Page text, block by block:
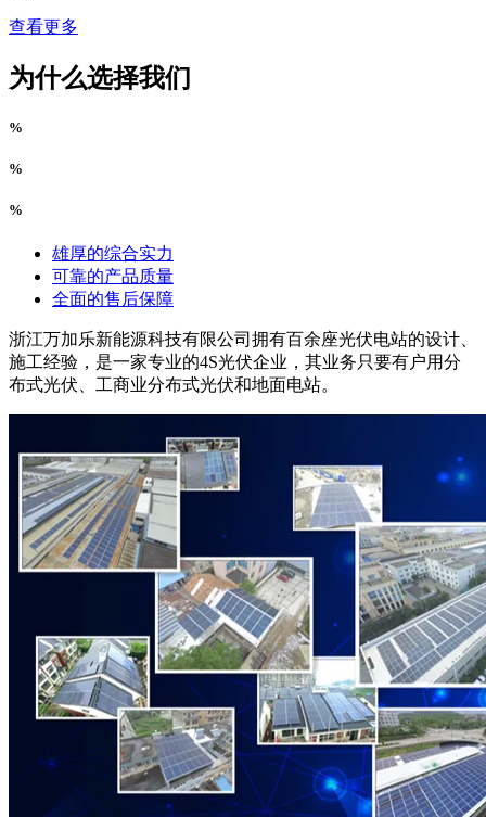
查看更多
为什么选择我们
%
%
%
雄厚的综合实力
可靠的产品质量
全面的售后保障
浙江万加乐新能源科技有限公司拥有百余座光伏电站的设计、
施工经验，是一家专业的4S光伏企业，其业务只要有户用分
布式光伏、工商业分布式光伏和地面电站。